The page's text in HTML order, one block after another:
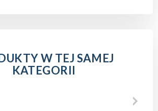
W TEJ SAMEJ
KATEGORII